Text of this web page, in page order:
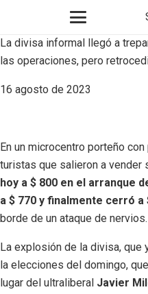
La divisa informal llegó a
las operaciones, pero
16 agosto de 2023
En un microcentro porteño
turistas que salieron a vender
hoy a $ 800 en el arranque
a $ 770 y finalmente cerró a
borde de un ataque de nervios.
La explosión de la divisa, que
la elecciones del domingo,
lugar del ultraliberal Javier